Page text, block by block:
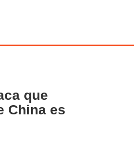
que
China es